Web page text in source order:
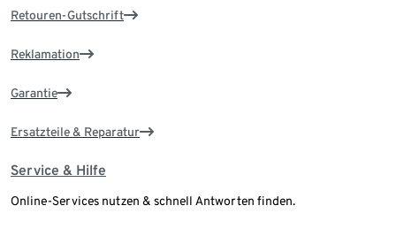
Retouren-Gutschrift
Reklamation
Garantie
Ersatzteile & Reparatur
Service & Hilfe
Online-Services nutzen & schnell Antworten finden.